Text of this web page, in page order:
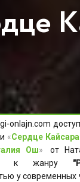
onlajn.com
«Сердце
Ош»
от
к жанру
у современных